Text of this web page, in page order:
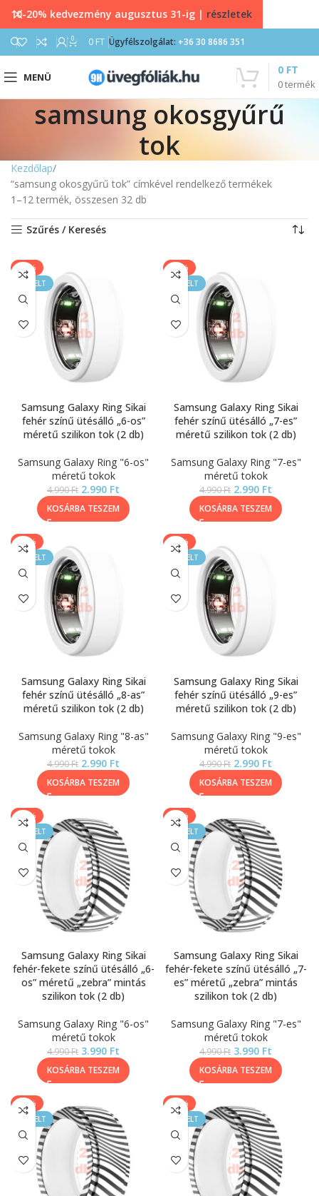
0 0 FT Ügyfélszolgálat: +36 30 8686 351
MENÜ
0termék
0 FT
samsung okosgyűrű
tok
Kezdőlap
“samsung okosgyűrű tok” címkével rendelkező termékek
1–12 termék, összesen 32 db
Szűrés / Keresés
-40%
KIEMELT
Samsung Galaxy Ring Sikai
fehér színű ütésálló „6-os”
méretű szilikon tok (2 db)
Samsung Galaxy Ring "6-os"
méretű tokok
4.990Ft 2.990 Ft
KOSÁRBA TESZEM
-40%
KIEMELT
Samsung Galaxy Ring Sikai
fehér színű ütésálló „7-es”
méretű szilikon tok (2 db)
Samsung Galaxy Ring "7-es"
méretű tokok
4.990Ft 2.990 Ft
KOSÁRBA TESZEM
-40%
KIEMELT
Samsung Galaxy Ring Sikai
fehér színű ütésálló „8-as”
méretű szilikon tok (2 db)
Samsung Galaxy Ring "8-as"
méretű tokok
4.990Ft 2.990 Ft
KOSÁRBA TESZEM
-40%
KIEMELT
Samsung Galaxy Ring Sikai
fehér színű ütésálló „9-es”
méretű szilikon tok (2 db)
Samsung Galaxy Ring "9-es"
méretű tokok
4.990Ft 2.990 Ft
KOSÁRBA TESZEM
-20%
KIEMELT
Samsung Galaxy Ring Sikai
fehér-fekete színű ütésálló „6-
os” méretű „zebra” mintás
szilikon tok (2 db)
Samsung Galaxy Ring "6-os"
méretű tokok
4.990Ft 3.990 Ft
KOSÁRBA TESZEM
-20%
KIEMELT
Samsung Galaxy Ring Sikai
fehér-fekete színű ütésálló „7-
es” méretű „zebra” mintás
szilikon tok (2 db)
Samsung Galaxy Ring "7-es"
méretű tokok
4.990Ft 3.990 Ft
KOSÁRBA TESZEM
-20%
KIEMELT
-20%
KIEMELT
10-20% kedvezmény augusztus 31-ig | részletek